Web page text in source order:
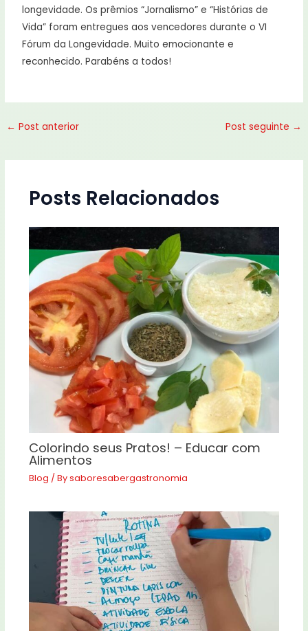
longevidade. Os prêmios “Jornalismo” e “Histórias de
Vida” foram entregues aos vencedores durante o VI
Fórum da Longevidade. Muito emocionante e
reconhecido. Parabéns a todos!
← Post anterior Post seguinte →
Posts Relacionados
Colorindo seus Pratos! – Educar com
Alimentos
Blog / Bysaboresabergastronomia